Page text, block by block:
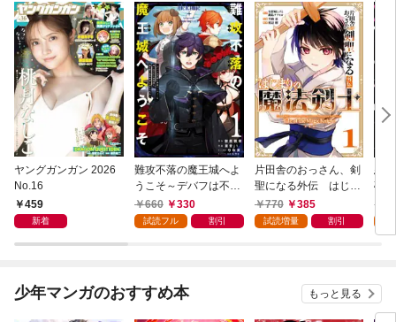
ヤングガンガン 2026
No.16
459
新着
難攻不落の魔王城へよ
うこそ～デバフは不要
と勇者パーティーを追
い出された黒魔導士、
660 330
試読フル 割引
片田舎のおっさん、剣
聖になる外伝 はじま
りの魔法剣士 1巻
770 385
試読増量 割引
悪
破
叩
つ
か
少年マンガのおすすめ本 もっと見る